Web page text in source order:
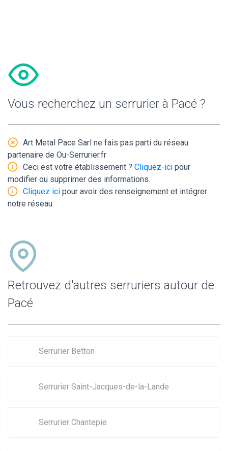
Vous recherchez un serrurier à Pacé ?
Art Metal Pace Sarl ne fais pas parti du réseau
partenaire de Ou-Serrurier.fr
Ceci est votre établissement ? Cliquez-ici pour
modifier ou supprimer des informations.
Cliquez ici pour avoir des renseignement et intégrer
notre réseau
Retrouvez d'autres serruriers autour de
Pacé
Serrurier Betton
Serrurier Saint-Jacques-de-la-Lande
Serrurier Chantepie